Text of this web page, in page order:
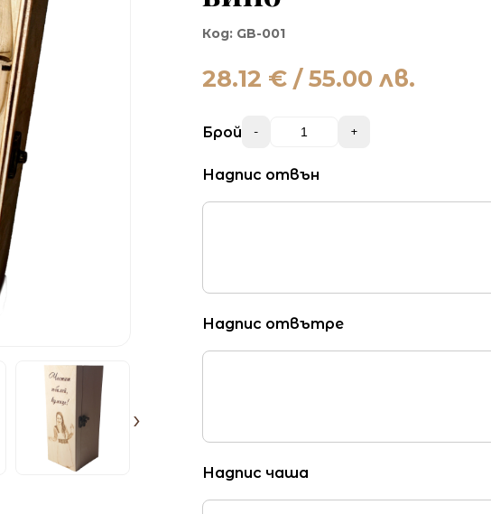
›
Код: GB-001
28.12 € / 55.00 лв.
Брой - +
Надпис отвън
Надпис отвътре
Надпис чаша